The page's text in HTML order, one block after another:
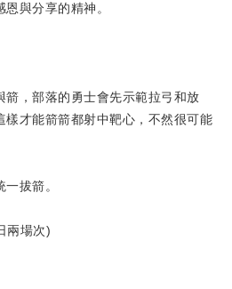
恩與分享的精神。
箭，部落的勇士會先示範拉弓和放
樣才能箭箭都射中靶心，不然很可能
拔箭。
兩場次)